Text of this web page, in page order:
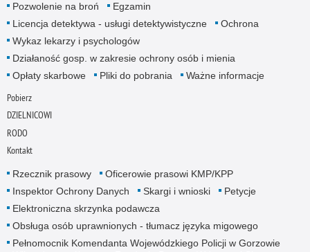
Pozwolenie na broń
Egzamin
Licencja detektywa - usługi detektywistyczne
Ochrona
Wykaz lekarzy i psychologów
Działaność gosp. w zakresie ochrony osób i mienia
Opłaty skarbowe
Pliki do pobrania Ważne informacje
Pobierz
DZIELNICOWI
RODO
Kontakt
Rzecznik prasowy
Oficerowie prasowi KMP/KPP
Inspektor Ochrony Danych
Skargi i wnioski
Petycje
Elektroniczna skrzynka podawcza
Obsługa osób uprawnionych - tłumacz języka migowego
Pełnomocnik Komendanta Wojewódzkiego Policji w Gorzowie